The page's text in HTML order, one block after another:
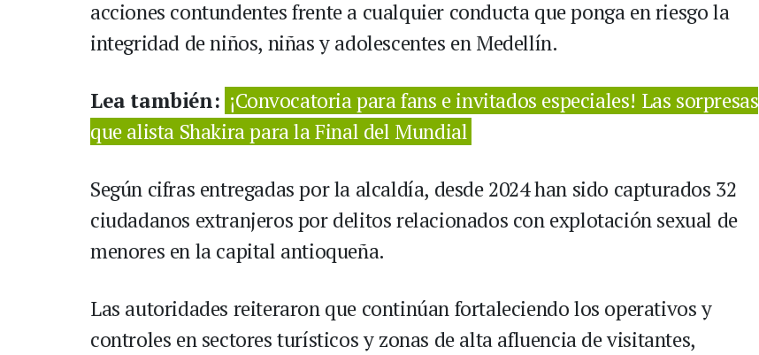
acciones contundentes frente a cualquier conducta que ponga en riesgo la
integridad de niños, niñas y adolescentes en Medellín.
Lea también: ¡Convocatoria para fans e invitados especiales! Las sorpresas
que alista Shakira para la Final del Mundial
Según cifras entregadas por la alcaldía, desde 2024 han sido capturados 32
ciudadanos extranjeros por delitos relacionados con explotación sexual de
menores en la capital antioqueña.
Las autoridades reiteraron que continúan fortaleciendo los operativos y
controles en sectores turísticos y zonas de alta afluencia de visitantes,